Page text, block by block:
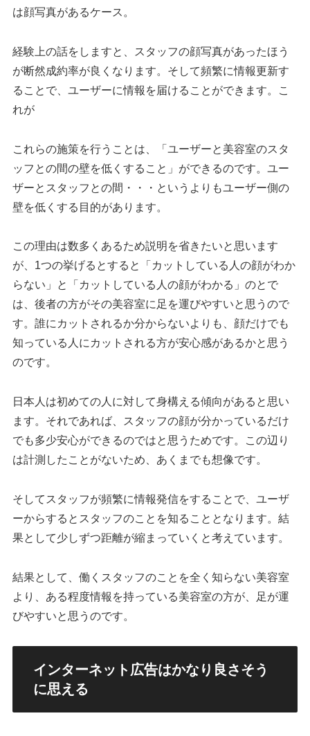
は顔写真があるケース。
経験上の話をしますと、スタッフの顔写真があったほう
が断然成約率が良くなります。そして頻繁に情報更新す
ることで、ユーザーに情報を届けることができます。こ
れが
これらの施策を行うことは、「ユーザーと美容室のスタ
ッフとの間の壁を低くすること」ができるのです。ユー
ザーとスタッフとの間・・・というよりもユーザー側の
壁を低くする目的があります。
この理由は数多くあるため説明を省きたいと思います
が、1つの挙げるとすると「カットしている人の顔がわか
らない」と「カットしている人の顔がわかる」のとで
は、後者の方がその美容室に足を運びやすいと思うので
す。誰にカットされるか分からないよりも、顔だけでも
知っている人にカットされる方が安心感があるかと思う
のです。
日本人は初めての人に対して身構える傾向があると思い
ます。それであれば、スタッフの顔が分かっているだけ
でも多少安心ができるのではと思うためです。この辺り
は計測したことがないため、あくまでも想像です。
そしてスタッフが頻繁に情報発信をすることで、ユーザ
ーからするとスタッフのことを知ることとなります。結
果として少しずつ距離が縮まっていくと考えています。
結果として、働くスタッフのことを全く知らない美容室
より、ある程度情報を持っている美容室の方が、足が運
びやすいと思うのです。
インターネット広告はかなり良さそう
に思える